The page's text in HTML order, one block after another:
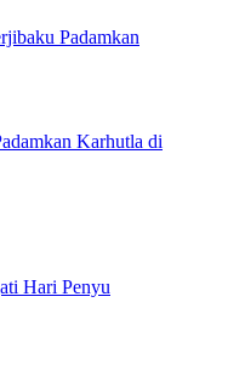
Karhutla di
Hari Penyu